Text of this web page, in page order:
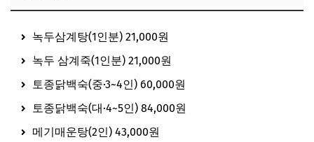
녹두삼계탕(1인분) 21,000원
녹두 삼계죽(1인분) 21,000원
토종닭백숙(중·3~4인) 60,000원
토종닭백숙(대·4~5인) 84,000원
메기매운탕(2인) 43,000원